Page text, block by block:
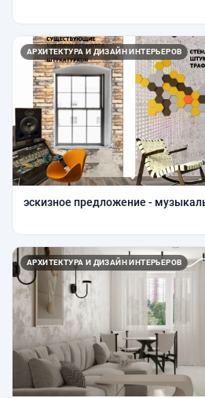
АРХИТЕКТУРА И ДИЗАЙН ИНТЕРЬЕРОВ
эскизное предложение -
АРХИТЕКТУРА И ДИЗАЙН ИНТЕРЬЕРОВ